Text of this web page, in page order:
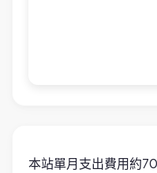
本站單月支出費用約